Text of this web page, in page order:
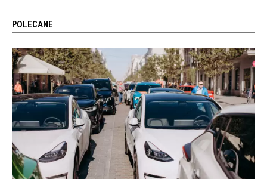
POLECANE